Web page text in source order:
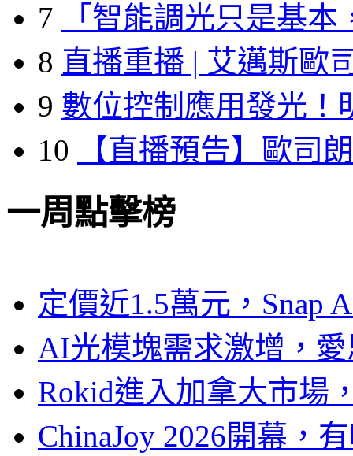
7
「智能調光只是基本
8 直播重播 | 艾邁斯歐
9 數位控制應用發光！
10
【直播預告】歐司
一周點擊榜
定價近1.5萬元，Snap
AI光模塊需求激增，
Rokid進入加拿大市場
ChinaJoy 2026開幕，